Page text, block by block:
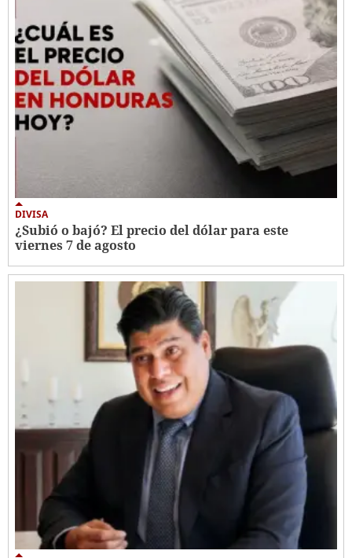
DIVISA
¿Subió o bajó? El precio del dólar para este
viernes 7 de agosto